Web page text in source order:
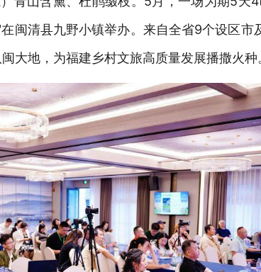
闽清县九野小镇举办。来自全省9个设区市
大地，为福建乡村文旅高质量发展播撒火种